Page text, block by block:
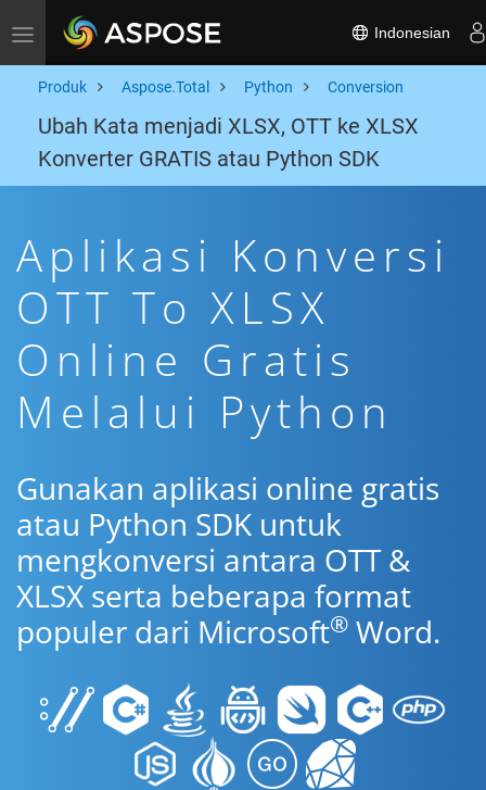
Toggle navigation Indonesian
Produk Aspose.Total Python Conversion
Ubah Kata menjadi XLSX, OTT ke XLSX
Konverter GRATIS atau Python SDK
Aplikasi Konversi
OTT To XLSX
Online Gratis
Melalui Python
Gunakan aplikasi online gratis
atau Python SDK untuk
mengkonversi antara OTT &
XLSX serta beberapa format
populer dari Microsoft® Word.